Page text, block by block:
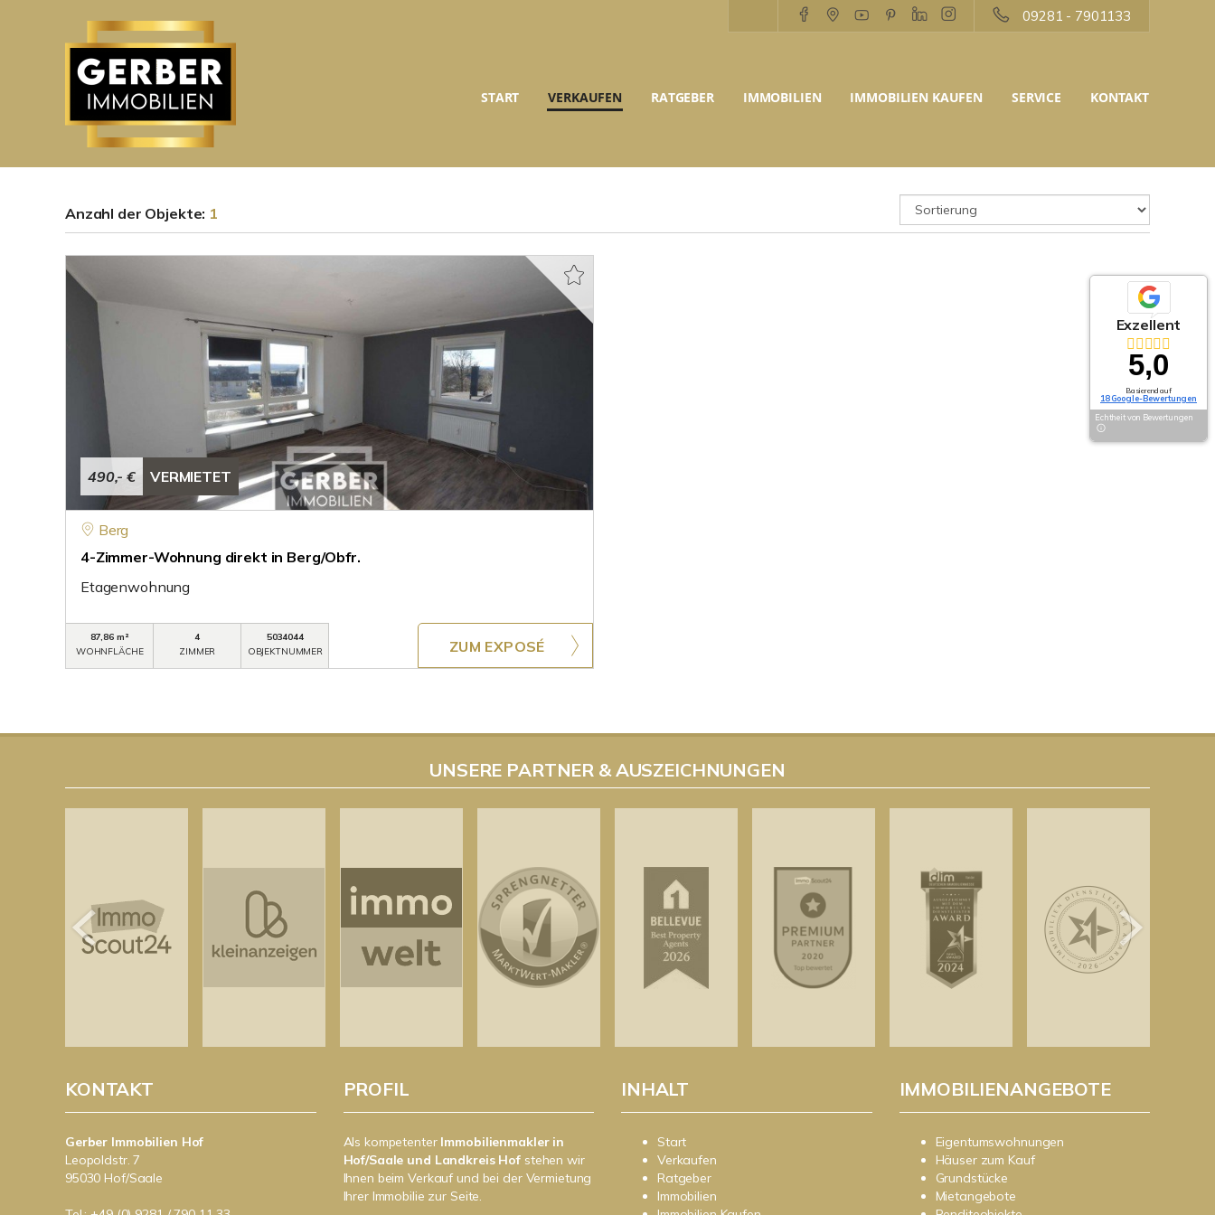
09281 - 7901133
START VERKAUFEN RATGEBER IMMOBILIEN IMMOBILIEN KAUFEN SERVICE KONTAKT
Anzahl der Objekte: 1
490,- € VERMIETET
Berg
4-Zimmer-Wohnung direkt in Berg/Obfr.
Etagenwohnung
87,86 m²
WOHNFLÄCHE
4
ZIMMER
5034044
OBJEKTNUMMER
ZUM EXPOSÉ
Exzellent
5,0
Basierend auf
18 Google-Bewertungen
Echtheit von Bewertungen
UNSERE PARTNER & AUSZEICHNUNGEN
KONTAKT
Gerber Immobilien Hof
Leopoldstr. 7
95030 Hof/Saale
PROFIL
Als kompetenter Immobilienmakler in
Hof/Saale und Landkreis Hof stehen wir
Ihnen beim Verkauf und bei der Vermietung
Ihrer Immobilie zur Seite.
INHALT
Start
Verkaufen
Ratgeber
Immobilien
IMMOBILIENANGEBOTE
Eigentumswohnungen
Häuser zum Kauf
Grundstücke
Mietangebote